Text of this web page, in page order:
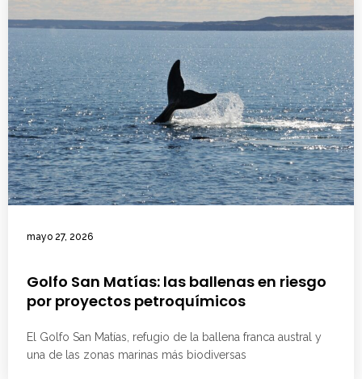
mayo 27, 2026
Golfo San Matías: las ballenas en riesgo
por proyectos petroquímicos
El Golfo San Matías, refugio de la ballena franca austral y
una de las zonas marinas más biodiversas